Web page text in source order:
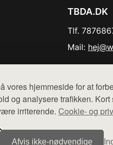
vores hjemmeside for at
og analysere trafikken.
irriterende. Cookie- og
Afvis ikke‑nødvendige
TBDA.DK
Tlf.
Mail:
sælges ikke varer fra denne